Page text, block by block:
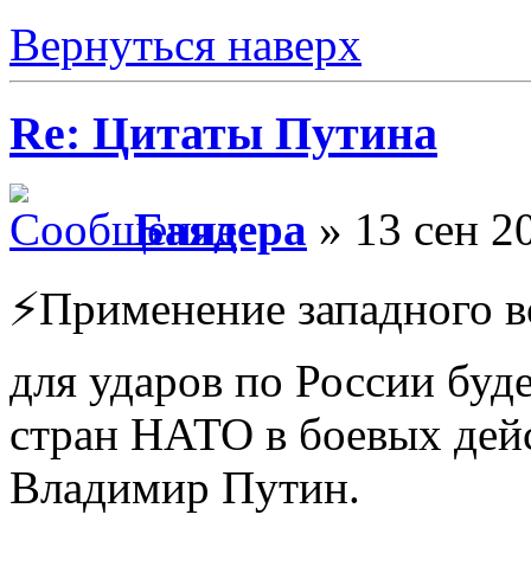
Вернуться наверх
Re: Цитаты Путина
Баядера » 13 сен
⚡️Применение западного
для ударов по России
стран НАТО в боевых
Владимир Путин.